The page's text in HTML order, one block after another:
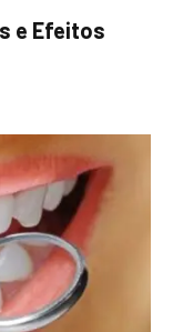
e Efeitos